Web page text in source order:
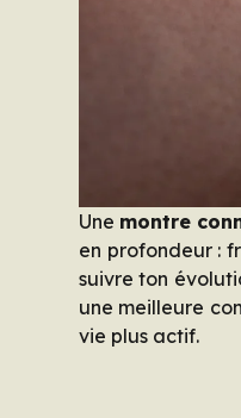
Une montre
en profondeur :
suivre ton
une meilleure
vie plus actif.